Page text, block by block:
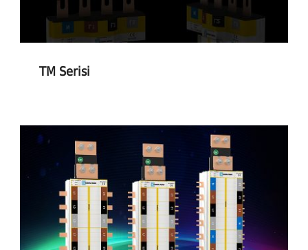
TM Serisi